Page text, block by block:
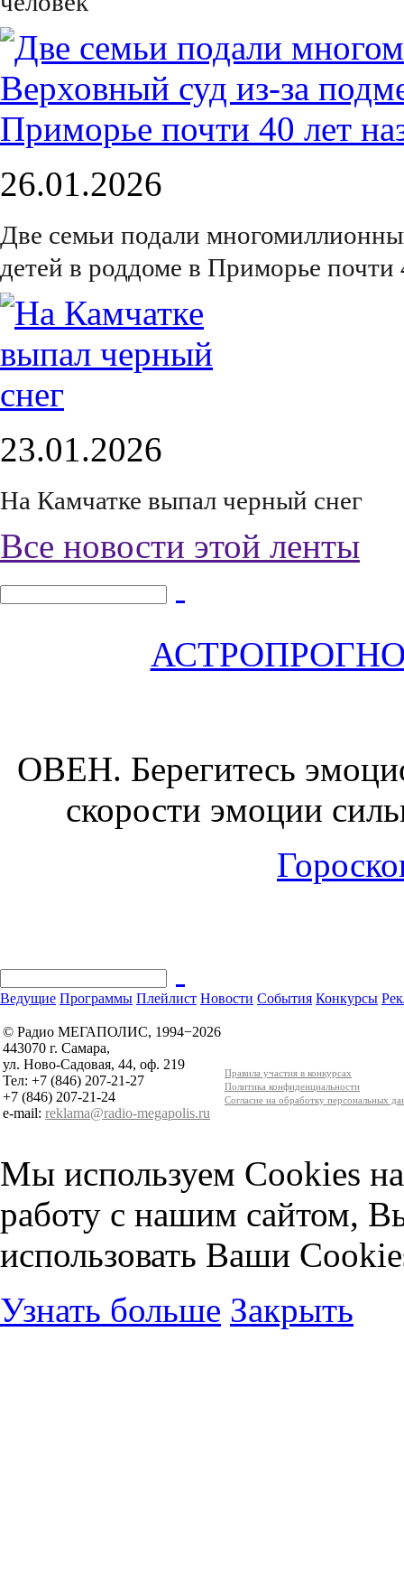
26.01.2026
Две семьи подали
детей в роддоме в Приморье почти
23.01.2026
На Камчатке выпал черный снег
Все новости этой ленты
ОВЕН. Берегитесь
скорости эмоции
Ведущие Программы Плейлист Новости События Конкурсы
© Радио МЕГАПОЛИС, 1994−2026
443070 г. Самара,
ул. Ново-Садовая, 44, оф. 219
Тел: +7 (846) 207-21-27
+7 (846) 207-21-24
e-mail: reklama@radio-megapolis.ru
Правила участия в конкурсах
Политика конфиденциальности
Согласие на обработку персональных
Мы используем Cookies
работу с нашим сайтом,
использовать Ваши
Узнать больше Закрыть